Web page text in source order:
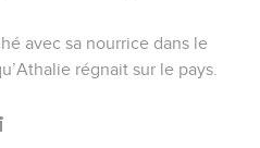
avec sa nourrice dans le
régnait sur le pays.